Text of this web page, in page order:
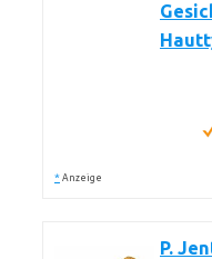
* Anzeige
P.